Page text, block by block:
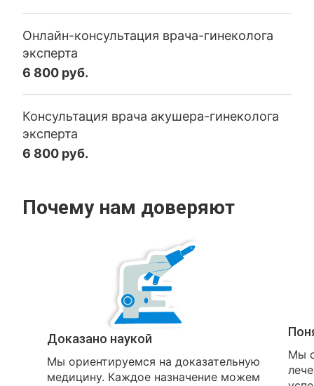
Онлайн-консультация врача-гинеколога
эксперта
6 800 руб.
Консультация врача акушера-гинеколога
эксперта
6 800 руб.
Почему нам доверяют
Доказано наукой
Мы ориентируемся на доказательную
медицину. Каждое назначение можем
Мы